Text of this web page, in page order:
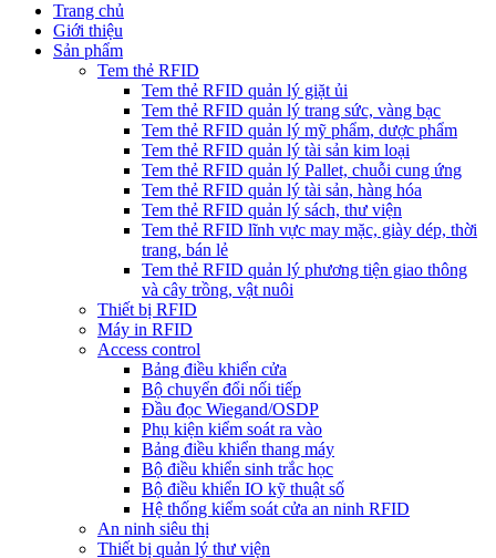
Trang chủ
Giới thiệu
Sản phẩm
Tem thẻ RFID
Tem thẻ RFID quản lý giặt ủi
Tem thẻ RFID quản lý trang sức, vàng bạc
Tem thẻ RFID quản lý mỹ phẩm, dược phẩm
Tem thẻ RFID quản lý tài sản kim loại
Tem thẻ RFID quản lý Pallet, chuỗi cung ứng
Tem thẻ RFID quản lý tài sản, hàng hóa
Tem thẻ RFID quản lý sách, thư viện
Tem thẻ RFID lĩnh vực may mặc, giày dép, thời
trang, bán lẻ
Tem thẻ RFID quản lý phương tiện giao thông
và cây trồng, vật nuôi
Thiết bị RFID
Máy in RFID
Access control
Bảng điều khiển cửa
Bộ chuyển đổi nối tiếp
Đầu đọc Wiegand/OSDP
Phụ kiện kiểm soát ra vào
Bảng điều khiển thang máy
Bộ điều khiển sinh trắc học
Bộ điều khiển IO kỹ thuật số
Hệ thống kiểm soát cửa an ninh RFID
An ninh siêu thị
Thiết bị quản lý thư viện